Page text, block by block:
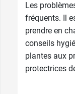
Les
fréquents. Il
prendre en
conseils
plantes aux
protectrices